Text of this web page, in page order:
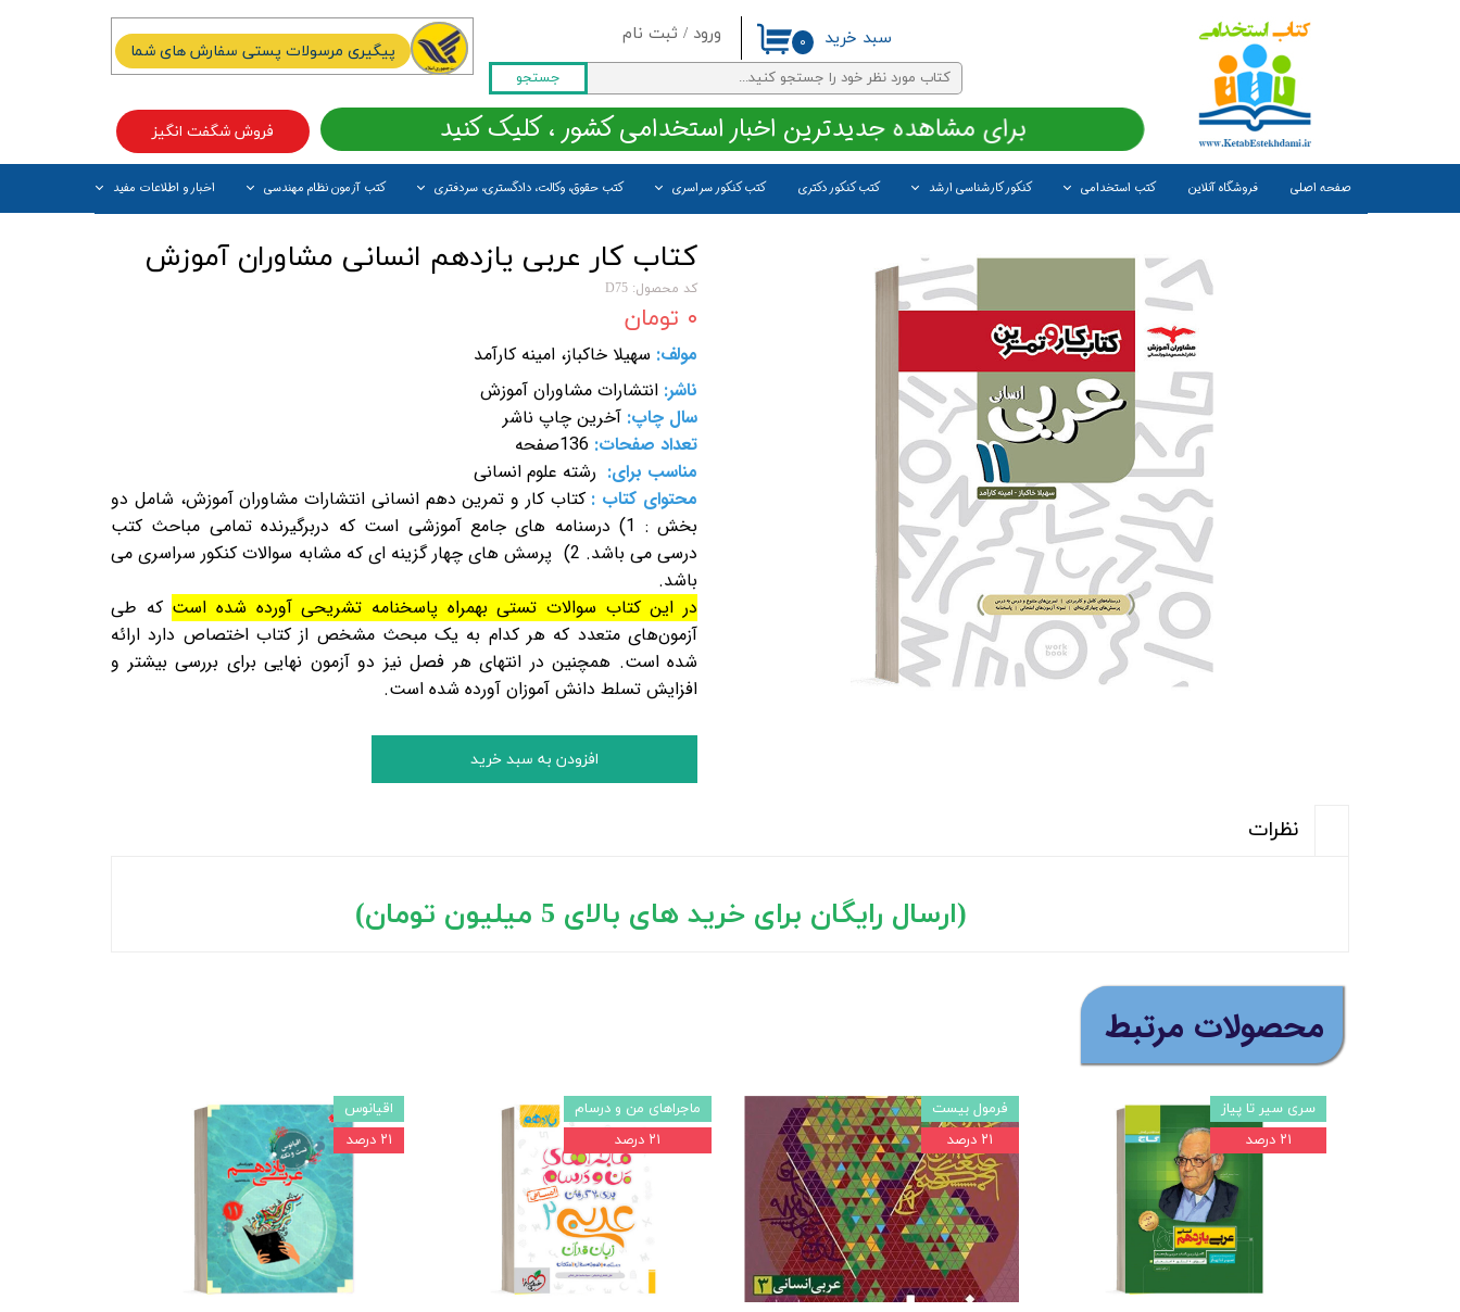
ورود / ثبت نام
حساب کاربری من
تغییر گذر واژه
سفارشات
خروج از حساب کاربری
جستجو
صفحه اصلی فروشگاه آنلاین کتب استخدامی کنکور کارشناسی ارشد کتب کنکور دکتری کتب کنکور سراسری کتب حقوق، وکالت، دادگستری، سردفتری کتب آزمون نظام مهندسی اخبار و اطلاعات مفید
۰ سبد خرید
فروش شگفت انگیز برای مشاهده جدیدترین اخبار استخدامی کشور ، کلیک کنید
پیگیری مرسولات پستی سفارش های شما
کتاب کار عربی یازدهم انسانی مشاوران آموزش
کد محصول: D75
۰ تومان
مولف: سهیلا خاکباز، امینه کارآمد
ناشر: انتشارات مشاوران آموزش
سال چاپ: آخرین چاپ ناشر
تعداد صفحات: 136صفحه
مناسب برای: رشته علوم انسانی
محتوای کتاب : کتاب کار و تمرین دهم انسانی انتشارات مشاوران آموزش، شامل دو
بخش : 1) درسنامه های جامع آموزشی است که دربرگیرنده تمامی مباحث کتب
درسی می باشد. 2) پرسش های چهار گزینه ای که مشابه سوالات کنکور سراسری می
باشد.
در این کتاب سوالات تستی بهمراه پاسخنامه تشریحی آورده شده است که طی
آزمون‌های متعدد که هر کدام به یک مبحث مشخص از کتاب اختصاص دارد ارائه
شده است. همچنین در انتهای هر فصل نیز دو آزمون نهایی برای بررسی بیشتر و
افزایش تسلط دانش آموزان آورده شده است.
افزودن به سبد خرید
نظرات
(ارسال رایگان برای خرید های بالای 5 میلیون تومان)
​محصولات مرتبط
سری سیر تا پیاز
۲۱ درصد
فرمول بیست
۲۱ درصد
ماجراهای من و درسام
۲۱ درصد
اقیانوس
۲۱ درصد